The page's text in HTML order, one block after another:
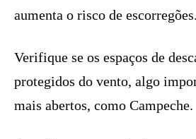
aumenta o risco de escorregões.
Verifique se os espaços de
protegidos do vento, algo
mais abertos, como Campeche.